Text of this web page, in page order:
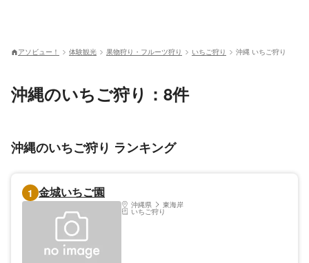
アソビュー！ 体験観光 果物狩り・フルーツ狩り いちご狩り 沖縄 いちご狩り
沖縄のいちご狩り：8件
沖縄のいちご狩り ランキング
1 金城いちご園
沖縄県 東海岸
いちご狩り